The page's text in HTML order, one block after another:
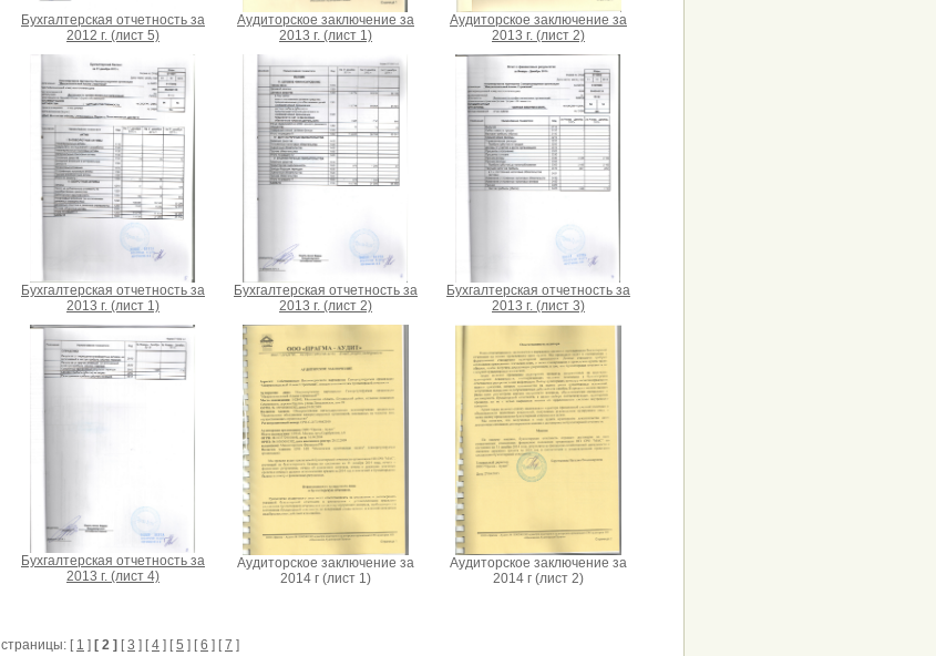
Бухгалтерская отчетность за
2012 г. (лист 5)
Аудиторское заключение за
2013 г. (лист 1)
Аудиторское заключение за
2013 г. (лист 2)
Бухгалтерская отчетность за
2013 г. (лист 1)
Бухгалтерская отчетность за
2013 г. (лист 2)
Бухгалтерская отчетность за
2013 г. (лист 3)
Бухгалтерская отчетность за
2013 г. (лист 4)
Аудиторское заключение за
2014 г (лист 1)
Аудиторское заключение за
2014 г (лист 2)
страницы: [ 1 ] [ 2 ] [3 ] [4 ] [5 ] [6 ] [7 ]